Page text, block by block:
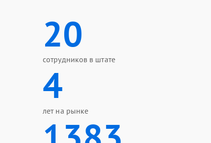
20
сотрудников в штате
4
лет на рынке